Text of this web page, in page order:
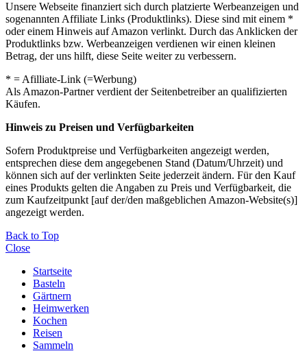
Unsere Webseite finanziert sich durch platzierte Werbeanzeigen und
sogenannten Affiliate Links (Produktlinks). Diese sind mit einem *
oder einem Hinweis auf Amazon verlinkt. Durch das Anklicken der
Produktlinks bzw. Werbeanzeigen verdienen wir einen kleinen
Betrag, der uns hilft, diese Seite weiter zu verbessern.
* = Afilliate-Link (=Werbung)
Als Amazon-Partner verdient der Seitenbetreiber an qualifizierten
Käufen.
Hinweis zu Preisen und Verfügbarkeiten
Sofern Produktpreise und Verfügbarkeiten angezeigt werden,
entsprechen diese dem angegebenen Stand (Datum/Uhrzeit) und
können sich auf der verlinkten Seite jederzeit ändern. Für den Kauf
eines Produkts gelten die Angaben zu Preis und Verfügbarkeit, die
zum Kaufzeitpunkt [auf der/den maßgeblichen Amazon-Website(s)]
angezeigt werden.
Back to Top
Close
Startseite
Basteln
Gärtnern
Heimwerken
Kochen
Reisen
Sammeln